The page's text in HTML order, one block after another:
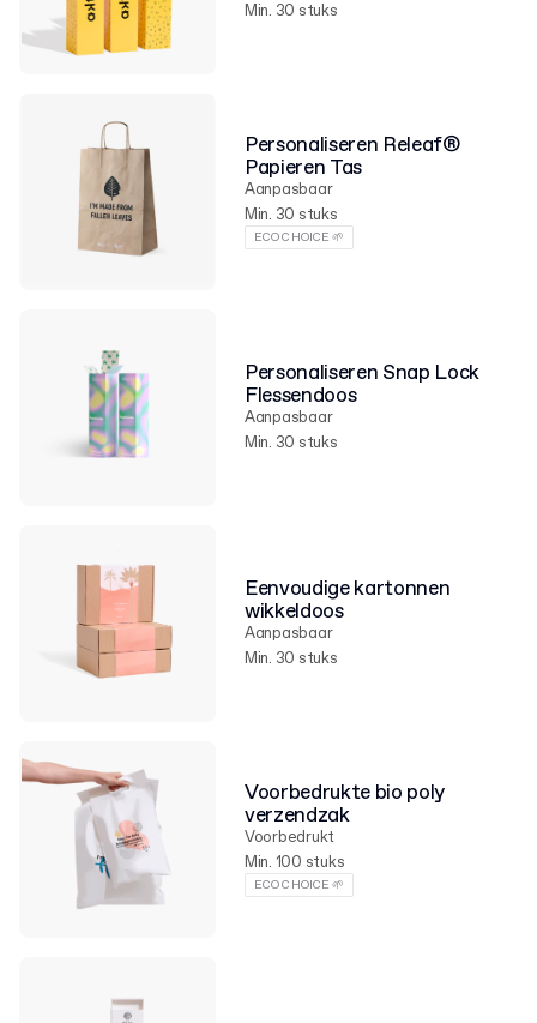
Min. 30 stuks
Personaliseren Releaf®
Papieren Tas
Aanpasbaar
Min. 30 stuks
ECO CHOICE 🌱
Personaliseren Snap Lock
Flessendoos
Aanpasbaar
Min. 30 stuks
Eenvoudige kartonnen
wikkeldoos
Aanpasbaar
Min. 30 stuks
Voorbedrukte bio poly
verzendzak
Voorbedrukt
Min. 100 stuks
ECO CHOICE 🌱